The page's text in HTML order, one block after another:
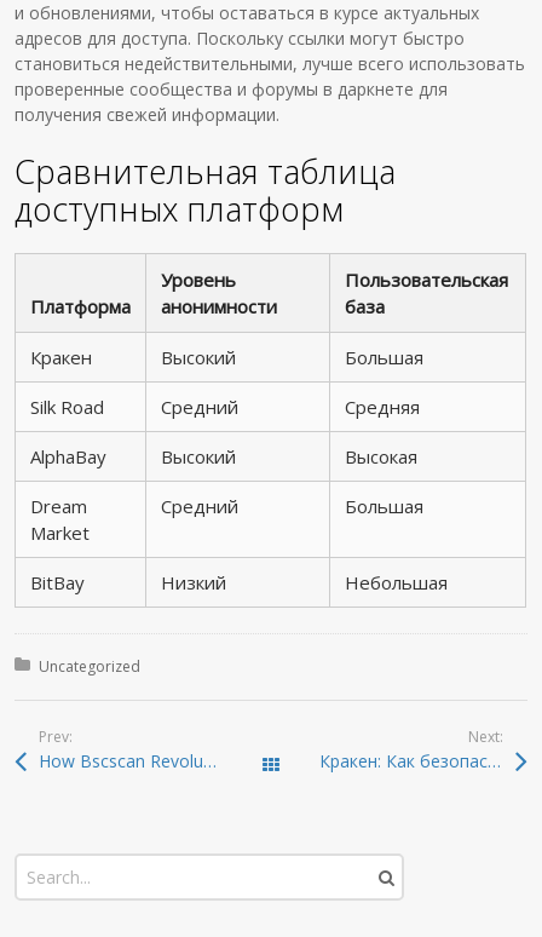
и обновлениями, чтобы оставаться в курсе актуальных
адресов для доступа. Поскольку ссылки могут быстро
становиться недействительными, лучше всего использовать
проверенные сообщества и форумы в даркнете для
получения свежей информации.
Сравнительная таблица
доступных платформ
Платформа
Уровень
анонимности
Пользовательская
база
Кракен Высокий Большая
Silk Road Средний Средняя
AlphaBay Высокий Высокая
Dream
Market
Средний Большая
BitBay Низкий Небольшая
Posted in:
Uncategorized
Prev:
How Bscscan Revolutionizes Your Crypto Trading Experience Todas las entradas
Next:
Кракен: Как безопасно войти в даркнет 2026